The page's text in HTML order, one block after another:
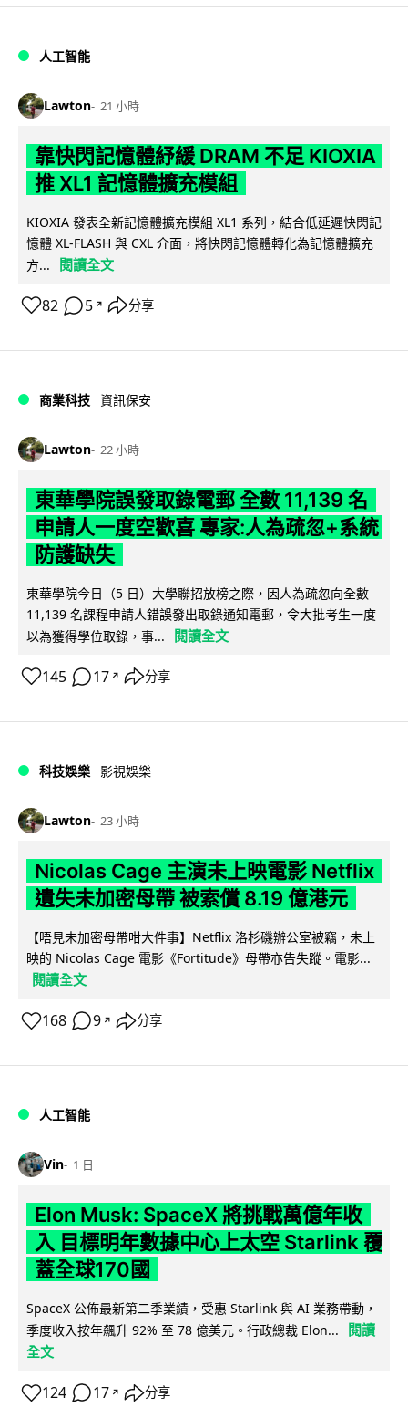
人工智能
Lawton 21 小時
靠快閃記憶體紓緩 DRAM 不足 KIOXIA
推 XL1 記憶體擴充模組
KIOXIA 發表全新記憶體擴充模組 XL1 系列，結合低延遲快閃記
憶體 XL-FLASH 與 CXL 介面，將快閃記憶體轉化為記憶體擴充
方...
閱讀全文
82 5 ↗ 分享
商業科技 資訊保安
Lawton 22 小時
東華學院誤發取錄電郵 全數 11,139 名
申請人一度空歡喜 專家:人為疏忽+系統
防護缺失
東華學院今日（5 日）大學聯招放榜之際，因人為疏忽向全數
11,139 名課程申請人錯誤發出取錄通知電郵，令大批考生一度
以為獲得學位取錄，事...
閱讀全文
145 17 ↗ 分享
科技娛樂 影視娛樂
Lawton 23 小時
Nicolas Cage 主演未上映電影 Netflix
遺失未加密母帶 被索償 8.19 億港元
【唔見未加密母帶咁大件事】Netflix 洛杉磯辦公室被竊，未上
映的 Nicolas Cage 電影《Fortitude》母帶亦告失蹤。電影...
閱讀全文
168 9 ↗ 分享
人工智能
Vin 1 日
Elon Musk: SpaceX 將挑戰萬億年收
入 目標明年數據中心上太空 Starlink 覆
蓋全球170國
SpaceX 公佈最新第二季業績，受惠 Starlink 與 AI 業務帶動，
季度收入按年飆升 92% 至 78 億美元。行政總裁 Elon...
閱讀
全文
124 17 ↗ 分享